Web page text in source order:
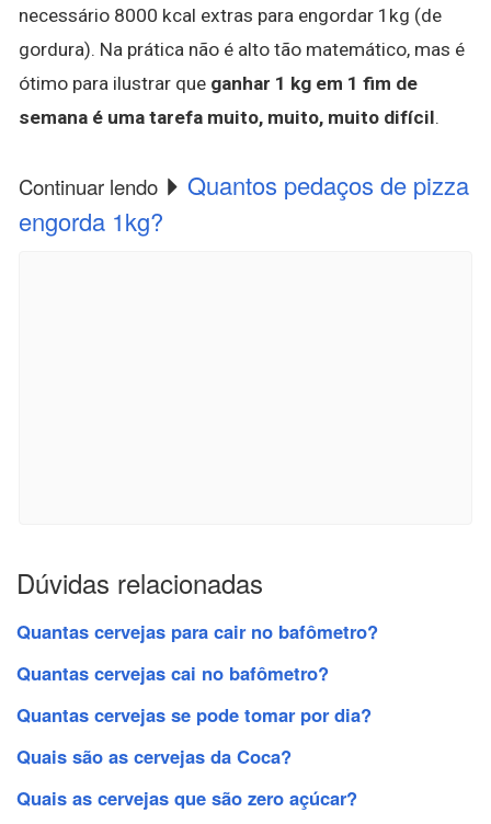
necessário 8000 kcal extras para engordar 1kg (de
gordura). Na prática não é alto tão matemático, mas é
ótimo para ilustrar que ganhar 1 kg em 1 fim de
semana é uma tarefa muito, muito, muito difícil.
Continuar lendo
Quantos pedaços de pizza
engorda 1kg?
Dúvidas relacionadas
Quantas cervejas para cair no bafômetro?
Quantas cervejas cai no bafômetro?
Quantas cervejas se pode tomar por dia?
Quais são as cervejas da Coca?
Quais as cervejas que são zero açúcar?